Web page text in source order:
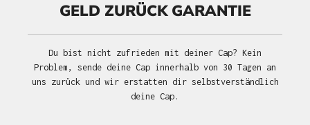
GELD ZURÜCK GARANTIE
Du bist nicht zufrieden mit deiner Cap? Kein
Problem, sende deine Cap innerhalb von 30 Tagen an
uns zurück und wir erstatten dir selbstverständlich
deine Cap.